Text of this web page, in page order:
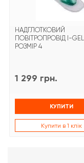
НАДГЛОТКОВИЙ
ПОВІТРОПРОВІД I-
РОЗМІР 4
1 299 грн.
КУПИТИ
Купити в 1 клік